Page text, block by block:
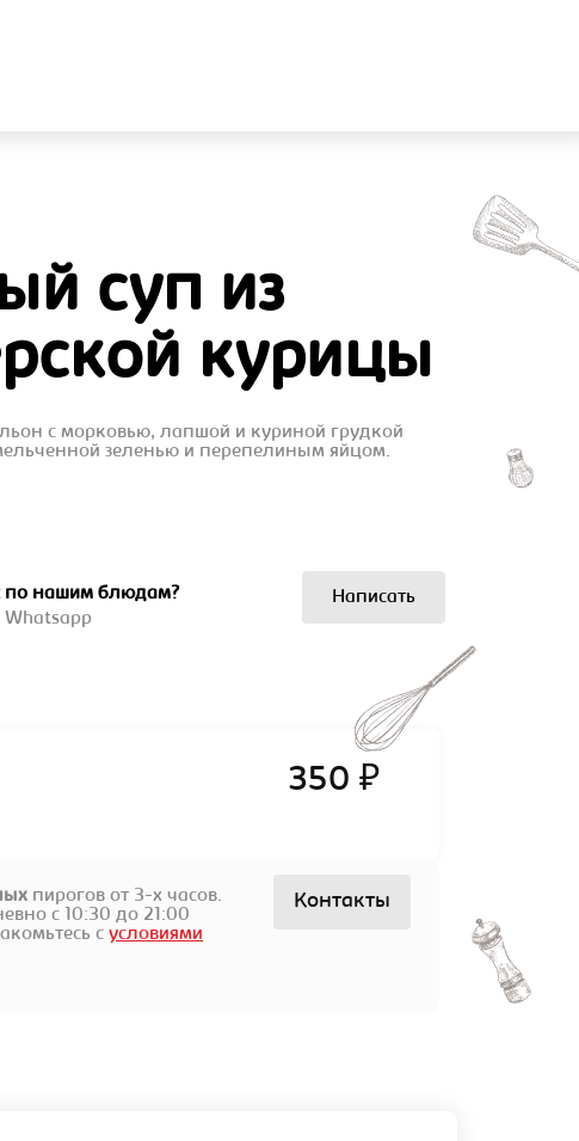
суп из
курицы
с морковью, лапшой и куриной грудкой
зеленью и перепелиным яйцом.
по нашим блюдам?
Whatsapp
Написать
350 ₽
пирогов от 3-х часов.
с 10:30 до 21:00
сусловиями
Контакты